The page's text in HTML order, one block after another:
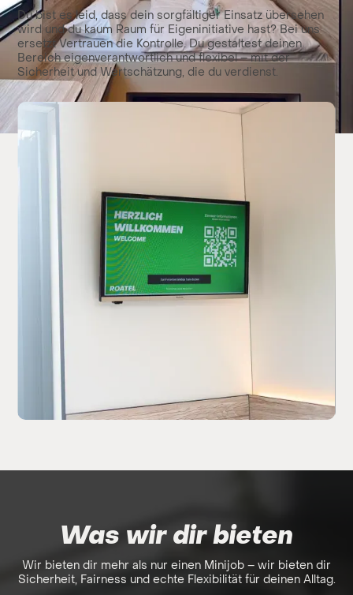
Du bist es leid, dass dein sorgfältiger Einsatz übersehen
wird und du kaum Raum für Eigeninitiative hast? Bei uns
ersetzt Vertrauen die Kontrolle. Du gestaltest deinen
Bereich eigenverantwortlich und flexibel – mit der
Sicherheit und Wertschätzung, die du verdienst.
Was wir dir bieten
Wir bieten dir mehr als nur einen Minijob – wir bieten dir
Sicherheit, Fairness und echte Flexibilität für deinen Alltag.